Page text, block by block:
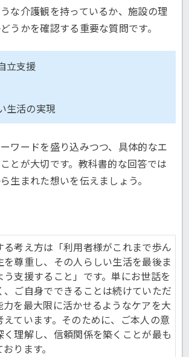
な介護観を持っているか、施設の理
うかを確認する重要な質問です。
立支援
生活の実現
ワードを盛り込みつつ、具体的なエ
とが大切です。教科書的な回答では
生まれた想いを伝えましょう。
る考え方は「利用者様がこれまで歩ん
を尊重し、その人らしい生活を最後ま
支援すること」です。単にお世話を
、ご自身でできることは続けていただ
力を最大限に活かせるようなケアを大
ています。そのために、ご本人の意
理解し、信頼関係を築くことが最も
ります。